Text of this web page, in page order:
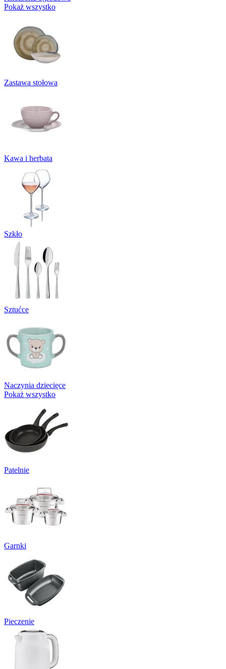
Pokaż wszystko
Zastawa stołowa
Kawa i herbata
Szkło
Sztućce
Naczynia dziecięce
Pokaż wszystko
Patelnie
Garnki
Pieczenie